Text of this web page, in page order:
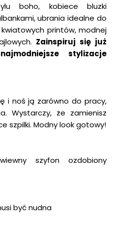
boho, kobiece bluzki
ubrania idealne do
kwiatowych printów, modnej
Zainspiruj się już
stylizacje
i noś ją zarówno do pracy,
Wystarczy, że zamienisz
szpilki. Modny look gotowy!
szyfon ozdobiony
być nudna